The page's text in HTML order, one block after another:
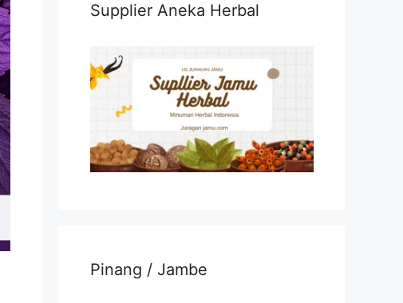
Supplier Aneka Herbal
Pinang / Jambe